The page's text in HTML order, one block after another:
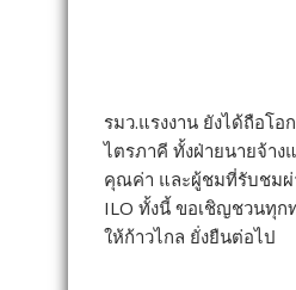
รมว.แรงงาน ยังได้ถือโ
ไตรภาคี ทั้งฝ่ายนายจ้าง
คุณค่า และผู้ชมที่รับชมผ่
ILO ทั้งนี้ ขอเชิญชวนทุก
ให้ก้าวไกล ยั่งยืนต่อไป